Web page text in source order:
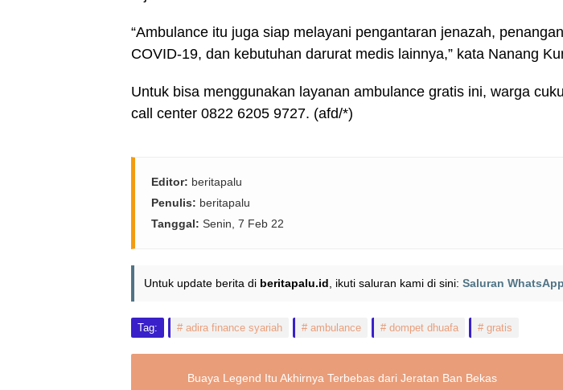
“Ambulance itu juga siap melayani pengantaran jenazah,
COVID-19, dan kebutuhan darurat medis lainnya,” kata Nanang
Untuk bisa menggunakan layanan ambulance gratis ini, warga
call center 0822 6205 9727. (afd/*)
Editor: beritapalu
Penulis: beritapalu
Tanggal: Senin, 7 Feb 22
Untuk update berita di beritapalu.id , ikuti saluran kami di sini: Saluran WhatsApp
Tag: adira finance syariah ambulance dompet dhuafa gratis
Buaya Legend Itu Akhirnya Terbebas dari Jeratan Ban Bekas